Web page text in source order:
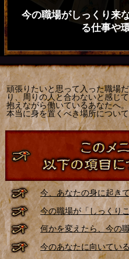
今の職場がしっくり来
る仕事や
頑張りたいと思って入った職場
り、周りの人と合わないと感じ
抱えながら働いているあなたへ
本当に身を置くべき場所につい
今、あなたの身に起き
今の職場が「しっくり
何かを変えたら、今の
今のあなたに向いてい